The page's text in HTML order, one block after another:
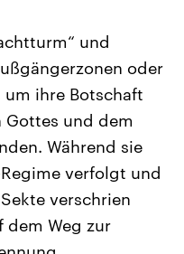
USA
Aktuelle Beiträge,
Hintergründe
Wirtschaftlich und
gehören die Vereinigten
den mächtigsten Ländern
mit großem Einfluss auf
aktuelle Weltgeschehen.
Podcasts
und
oder
um ihre Botschaft
Gottes und dem
Während sie
verfolgt und
verschrien
dem Weg zur